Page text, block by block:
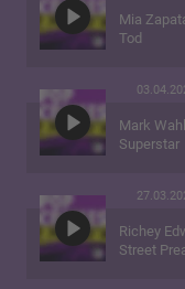
Mia
Tod
Mark
Superstar
Richey
Street